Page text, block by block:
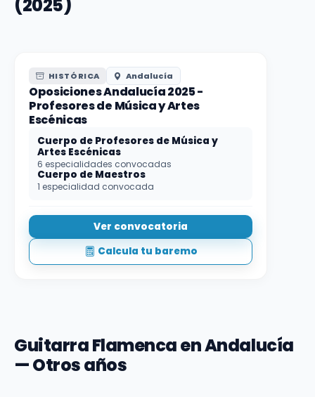
(2025)
HISTÓRICA Andalucía
Oposiciones Andalucía 2025 -
Profesores de Música y Artes
Escénicas
Cuerpo de Profesores de Música y
Artes Escénicas
6 especialidades convocadas
Cuerpo de Maestros
1 especialidad convocada
Ver convocatoria
Calcula tu baremo
Guitarra Flamenca en Andalucía
— Otros años